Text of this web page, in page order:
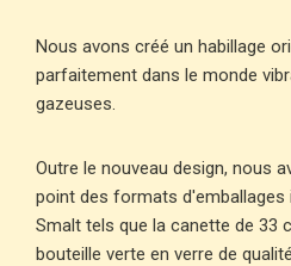
Nous avons créé un habillage
parfaitement dans le monde
gazeuses.
Outre le nouveau design, nous
point des formats d'emballages
Smalt tels que la canette de 33
bouteille verte en verre de